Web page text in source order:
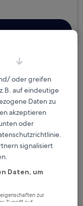
Mitglieder
oder greifen
auf eindeutige
Daten zu
akzeptieren
oder
signalisiert
Daten, um
zur
Zugriff auf